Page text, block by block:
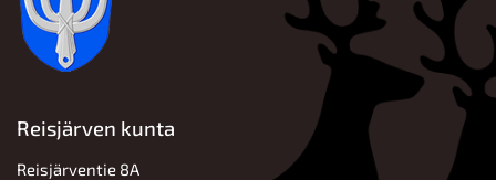
Reisjärven kunta
Reisjärventie 8A